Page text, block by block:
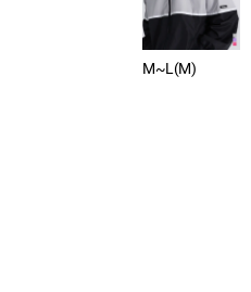
M~L(M)